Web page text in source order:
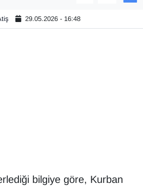
29.05.2026 - 16:48
bilgiye göre, Kurban